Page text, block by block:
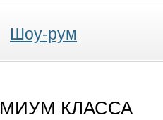
Шоу-рум
КЛАССА